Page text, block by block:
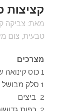
קציצות
מאת: צביקה
טבעית, צום
מצרכים
1 כוס קינואה שטופה היטב ומסוננת
1 סלק מבושל ומגורד גס
2 ביצים